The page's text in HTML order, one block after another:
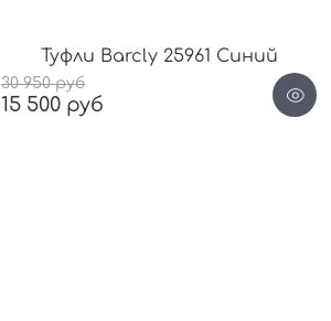
Туфли Barcly 25961 Синий
30 950 руб
15 500 руб